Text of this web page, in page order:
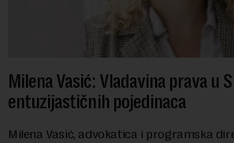
Milena Vasić: Vladavina prava u
entuzijastičnih pojedinaca
Milena Vasić, advokatica i programska